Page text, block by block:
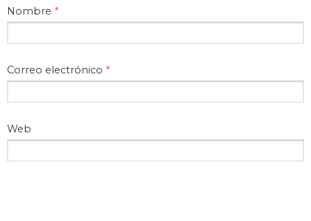
Nombre *
Correo electrónico *
Web